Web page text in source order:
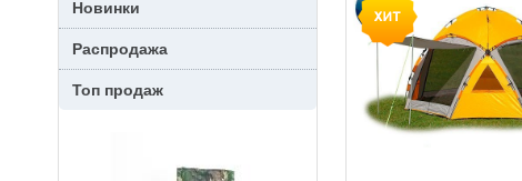
Новинки
Распродажа
Топ продаж